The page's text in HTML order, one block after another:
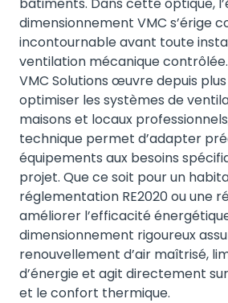
dimensionnement VMC s’érige
incontournable avant toute
ventilation mécanique contrôlée.
VMC Solutions œuvre depuis
optimiser les systèmes de
maisons et locaux
technique permet d’adapter
équipements aux besoins
projet. Que ce soit pour un
réglementation RE2020 ou une
améliorer l’efficacité
dimensionnement rigoureux
renouvellement d’air maîtrisé,
d’énergie et agit directement
et le confort thermique.